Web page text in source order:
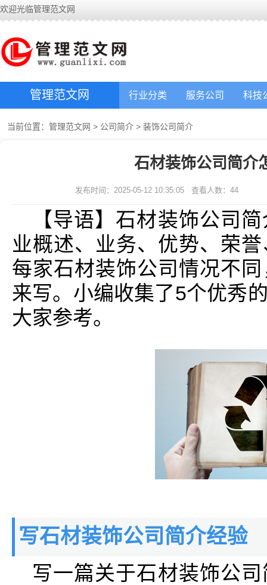
欢迎光临管理范文网
管理范文网 行业分类 服务公司 科技
当前位置： 管理范文网 > 公司简介 > 装饰公司简介
石材装饰公司简介
发布时间：2025-05-12 10:35:05 查看人数： 44
【导语】石材装饰公司
业概述、业务、优势、荣
每家石材装饰公司情况不
来写。小编收集了5个优秀
大家参考。
写石材装饰公司简介经验
写一篇关于石材装饰公